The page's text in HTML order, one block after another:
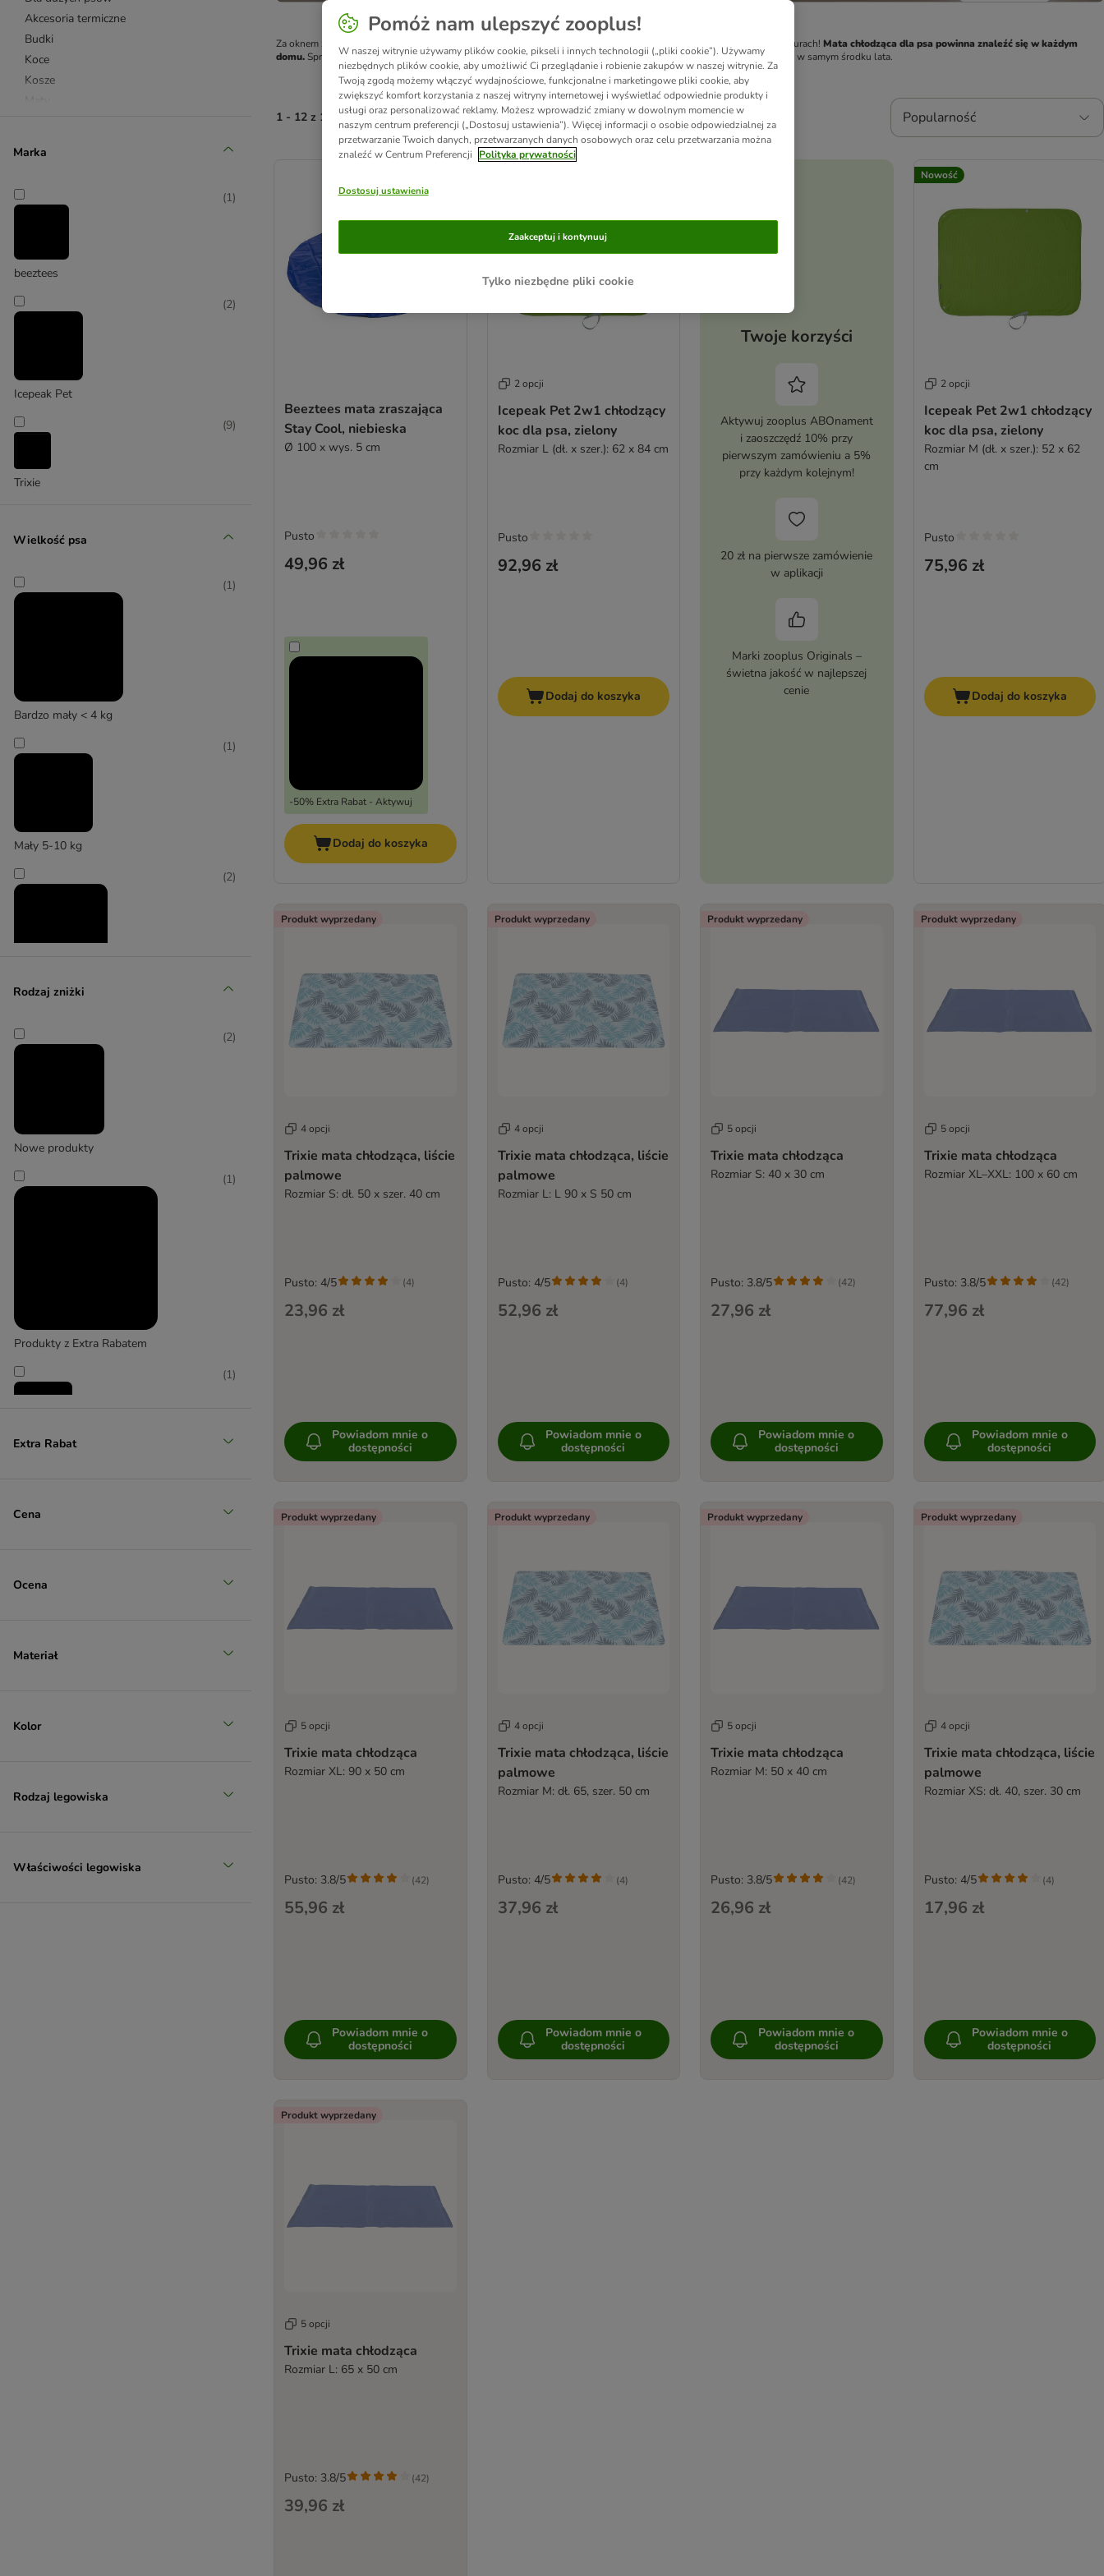
Akcesoria termiczne
Budki
Koce
Kosze
Poduszki
Brązowe
Higieniczne
Okrągłe
Plastikowe
Pluszowe
Wodoodporne
Z możliwością prania
Designed By Lotte
Ferplast
Trixie
Marka
beeztees
(1)
Icepeak Pet
(2)
Trixie
(9)
Wielkość psa
Bardzo mały < 4 kg
(1)
Mały 5-10 kg
(1)
Średni 11-25 kg
(2)
Duży 26-45 kg
Rodzaj zniżki
Nowe produkty
(2)
Produkty z Extra Rabatem
(1)
(1)
Extra Rabat
Cena
Ocena
Materiał
Kolor
Rodzaj legowiska
Właściwości legowiska
Za oknem znowu upał? Zadbaj o to, aby Twój pupil zawsze mógł czuć się komfortowo, nawet przy wysokich temperaturach! Mata chłodząca dla psa powinna znaleźć się w każdym
domu. Sprawdź ofertę zooplus i wybierz dla swojego pupila coś naprawdę wyjątkowego – coś, co poprawi mu humor w samym środku lata.
1 - 12 z 12 wyników Popularność
product items have been changed
Beeztees mata zraszająca
Stay Cool, niebieska
Ø 100 x wys. 5 cm
49,96 zł
-50% Extra Rabat - Aktywuj
Pusto
Dodaj do koszyka
2 opcji
Icepeak Pet 2w1 chłodzący
koc dla psa, zielony
Rozmiar L (dł. x szer.): 62 x 84 cm
92,96 zł
Pusto
Dodaj do koszyka
Twoje korzyści
Aktywuj zooplus ABOnament
i zaoszczędź 10% przy
pierwszym zamówieniu a 5%
przy każdym kolejnym!
20 zł na pierwsze zamówienie
w aplikacji
Marki zooplus Originals –
świetna jakość w najlepszej
cenie
Nowość
2 opcji
Icepeak Pet 2w1 chłodzący
koc dla psa, zielony
Rozmiar M (dł. x szer.): 52 x 62
cm
75,96 zł
Pusto
Dodaj do koszyka
Produkt wyprzedany
4 opcji
Trixie mata chłodząca, liście
palmowe
Rozmiar S: dł. 50 x szer. 40 cm
23,96 zł
Pusto: 4/5 (4)
Powiadom mnie o
dostępności
Produkt wyprzedany
4 opcji
Trixie mata chłodząca, liście
palmowe
Rozmiar L: L 90 x S 50 cm
52,96 zł
Pusto: 4/5 (4)
Powiadom mnie o
dostępności
Produkt wyprzedany
5 opcji
Trixie mata chłodząca
Rozmiar S: 40 x 30 cm
27,96 zł
Pusto: 3.8/5 (42)
Powiadom mnie o
dostępności
Produkt wyprzedany
5 opcji
Trixie mata chłodząca
Rozmiar XL–XXL: 100 x 60 cm
77,96 zł
Pusto: 3.8/5 (42)
Powiadom mnie o
dostępności
Produkt wyprzedany
5 opcji
Trixie mata chłodząca
Rozmiar XL: 90 x 50 cm
55,96 zł
Pusto: 3.8/5 (42)
Powiadom mnie o
dostępności
Produkt wyprzedany
4 opcji
Trixie mata chłodząca, liście
palmowe
Rozmiar M: dł. 65, szer. 50 cm
37,96 zł
Pusto: 4/5 (4)
Powiadom mnie o
dostępności
Produkt wyprzedany
5 opcji
Trixie mata chłodząca
Rozmiar M: 50 x 40 cm
26,96 zł
Pusto: 3.8/5 (42)
Powiadom mnie o
dostępności
Produkt wyprzedany
4 opcji
Trixie mata chłodząca, liście
palmowe
Rozmiar XS: dł. 40, szer. 30 cm
17,96 zł
Pusto: 4/5 (4)
Powiadom mnie o
dostępności
Produkt wyprzedany
5 opcji
Trixie mata chłodząca
Rozmiar L: 65 x 50 cm
39,96 zł
Pusto: 3.8/5 (42)
Pomóż nam ulepszyć zooplus!
W naszej witrynie używamy plików cookie, pikseli i innych technologii („pliki cookie”). Używamy
niezbędnych plików cookie, aby umożliwić Ci przeglądanie i robienie zakupów w naszej witrynie. Za
Twoją zgodą możemy włączyć wydajnościowe, funkcjonalne i marketingowe pliki cookie, aby
zwiększyć komfort korzystania z naszej witryny internetowej i wyświetlać odpowiednie produkty i
usługi oraz personalizować reklamy. Możesz wprowadzić zmiany w dowolnym momencie w
naszym centrum preferencji („Dostosuj ustawienia”). Więcej informacji o osobie odpowiedzialnej za
przetwarzanie Twoich danych, przetwarzanych danych osobowych oraz celu przetwarzania można
znaleźć w Centrum Preferencji
Polityka prywatności
Dostosuj ustawienia
Tylko niezbędne pliki cookie
Zaakceptuj i kontynuuj